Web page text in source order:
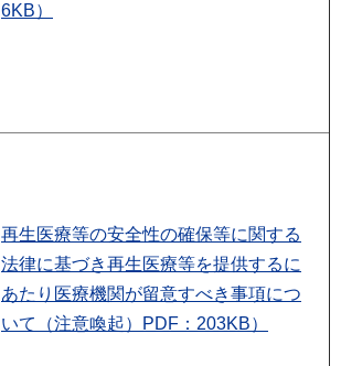
6KB）
再生医療等の安全性の確保等に関する
法律に基づき再生医療等を提供するに
あたり医療機関が留意すべき事項につ
いて（注意喚起）PDF：203KB）